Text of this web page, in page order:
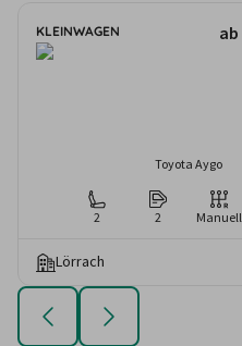
KLEINWAGEN ab
Toyota Aygo
2 2 Manuell
Lörrach